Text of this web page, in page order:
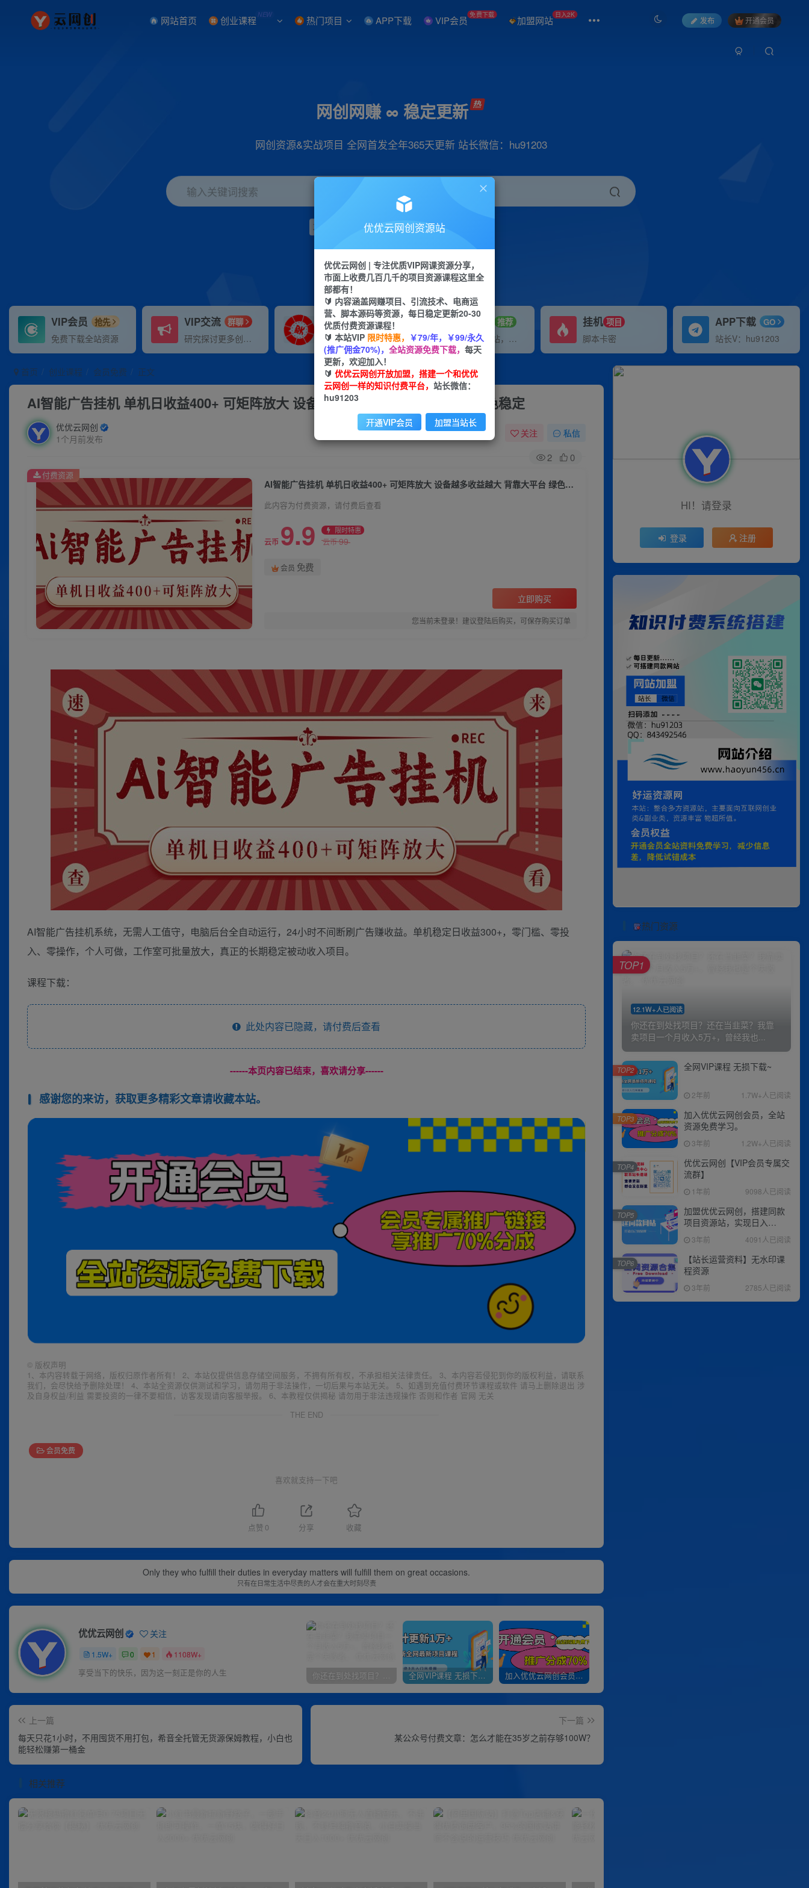
网站首页 创业课程 NEW 热门项目 APP下载 VIP会员 免费下载 加盟网站 日入2K
发布 开通会员
网创网赚 ∞ 稳定更新
网创资源&实战项目 全网首发全年365天更新 站长微信：hu91203
输入关键词搜索
项目 引流 小红书 短视频
VIP会员 抢先
免费下载全站资源
VIP交流 群聊
研究探讨更多创业项目路子。
VIP推广
70%分佣
会员专属推广链接
招募站长 推荐
搭建同款网站，自己当老板
挂机 项目
脚本卡密
APP下载 GO
站长V：hu91203
首页 创业课程 会员免费 正文
AI智能广告挂机 单机日收益400+ 可矩阵放大 设备越多收益越大 背靠大平台 绿色稳定
优优云网创
1个月前发布
关注 私信
2 0
AI智能广告挂机 单机日收益400+ 可矩阵放大 设备越多收益越大 背靠大平台 绿色稳定
此内容为付费资源，请付费后查看
云币 9.9 限时特惠
云币99
会员 免费
立即购买
您当前未登录！建议登陆后购买，可保存购买订单
付费资源
AI智能广告挂机系统，无需人工值守，电脑后台全自动运行，24小时不间断刷广告赚收益。单机稳定日收益300+，零门槛、零投
入、零操作，个人可做，工作室可批量放大，真正的长期稳定被动收入项目。
课程下载：
此处内容已隐藏，请付费后查看
------本页内容已结束，喜欢请分享------
感谢您的来访，获取更多精彩文章请收藏本站。
© 版权声明
1、本内容转载于网络，版权归原作者所有！ 2、本站仅提供信息存储空间服务，不拥有所有权，不承担相关法律责任。 3、本内容若侵犯到你的版权利益，请联系
我们，会尽快给予删除处理！ 4、本站全资源仅供测试和学习，请勿用于非法操作，一切后果与本站无关。 5、如遇到充值付费环节课程或软件 请马上删除退出 涉
及自身权益/利益 需要投资的一律不要相信，访客发现请向客服举报。 6、本教程仅供揭秘 请勿用于非法违规操作 否则和作者 官网 无关
THE END
会员免费
喜欢就支持一下吧
点赞 0 分享 收藏
If you hold tight, how can a free hand to hug now?
你若将过去抱的太紧，怎么能腾出手来拥抱现在？
优优云网创 关注
1.5W+ 0 1 1108W+
不论生活如何复杂，总要保持自己的那一份优雅 你还在到处找项目？还在当韭菜？我靠卖项目一个月收入5万+，曾经我也是个失败者。 全网VIP课程 无损下载~ 加入优优云网创会员，全站资源免费学习。
上一篇
每天只花1小时，不用囤货不用打包，希音全托管无货源保姆教程，小白也
能轻松赚第一桶金
下一篇
某公众号付费文章：怎么才能在35岁之前存够100W？
相关推荐
HI！请登录
登录 注册
热门资源
12.1W+人已阅读
你还在到处找项目？还在当韭菜？我靠
卖项目一个月收入5万+，曾经我也...
TOP1
全网VIP课程 无损下载~
2年前 1.7W+人已阅读
TOP2
加入优优云网创会员，全站
资源免费学习。
3年前 1.2W+人已阅读
TOP3
优优云网创【VIP会员专属交
流群】
1年前 9098人已阅读
TOP4
加盟优优云网创，搭建同款
项目资源站，实现日入
2000+
3年前 4091人已阅读
TOP5
【站长运营资料】无水印课
程资源
3年前 2785人已阅读
TOP6
优优云网创资源站
优优云网创 | 专注优质VIP网课资源分享，
市面上收费几百几千的项目资源课程这里全
部都有！
🔰 内容涵盖网赚项目、引流技术、电商运
营、脚本源码等资源，每日稳定更新20-30
优质付费资源课程！
🔰 本站VIP 限时特惠， ￥79/年，￥99/永久
(推广佣金70%)， 全站资源免费下载， 每天
更新，欢迎加入！
🔰 优优云网创开放加盟，搭建一个和优优
云网创一样的知识付费平台， 站长微信：
hu91203
开通VIP会员 加盟当站长